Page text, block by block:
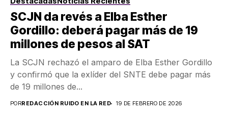
SCJN da revés a Elba Esther
Gordillo: deberá pagar más de 19
millones de pesos al SAT
La SCJN rechazó el amparo de Elba Esther Gordillo
y confirmó que la exlíder del SNTE debe pagar más
de 19 millones de...
PORREDACCIÓN RUIDO EN LA RED 19 DE FEBRERO DE 2026